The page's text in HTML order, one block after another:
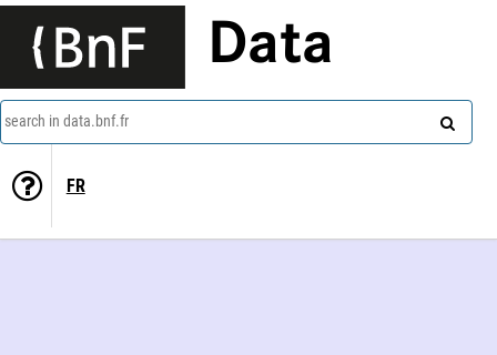
Data
search in data.bnf.fr
FR